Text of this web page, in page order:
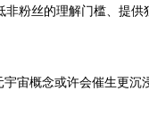
粉丝的理解门槛、提供
宙概念或许会催生更沉